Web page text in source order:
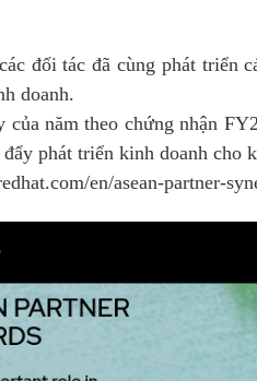
đối tác đã cùng phát
doanh.
năm theo chứng nhận
phát triển kinh doanh cho
en/asean-partner-